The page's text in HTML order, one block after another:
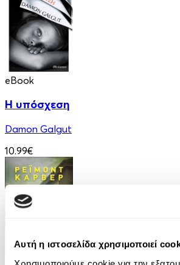
Αυτή η ιστοσελίδα χρησιμοποιεί
eBook
Η υπόσχεση
Damon Galgut
10.99€
eBook